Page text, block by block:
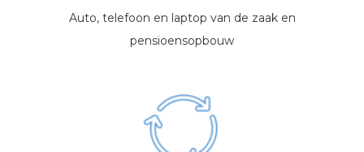
Auto, telefoon en laptop van de zaak en
pensioensopbouw